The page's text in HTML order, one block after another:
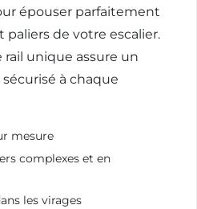
épouser parfaitement
paliers de votre escalier.
unique assure un
à chaque
mesure
complexes et en
les virages